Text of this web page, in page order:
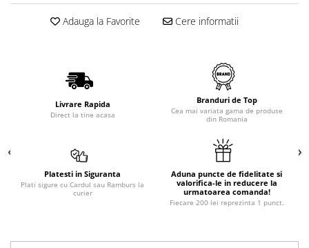
Adauga la Favorite Cere informatii
Livrare Rapida
Direct la tine acasa
Branduri de Top
Cea mai variata gama de produse
din Romania
Platesti in Siguranta
Plati sigure cu Cardul sau Ramburs la
curier
Aduna puncte de fidelitate si
valorifica-le in reducere la
urmatoarea comanda!
Fiecare 200 lei reprezinta 1 punct.